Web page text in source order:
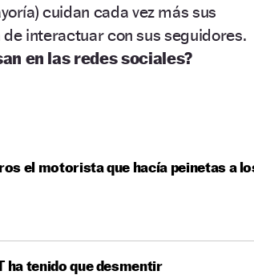
cuidan cada vez más sus
interactuar con sus seguidores.
en las redes sociales?
el motorista que hacía peinetas a
ha tenido que desmentir